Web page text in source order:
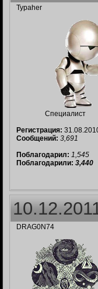
Typaher
Специалист
Регистрация:
Сообщений: 3,691
Поблагодарил: 1,545
Поблагодарили: 3,440
DRAG0N74